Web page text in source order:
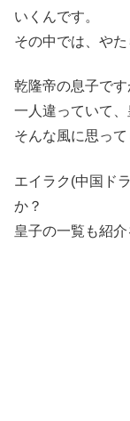
いくんです。
その中では、や
乾隆帝の息子で
一人違っていて、
そんな風に思って
エイラク(中国ド
か？
皇子の一覧も紹介